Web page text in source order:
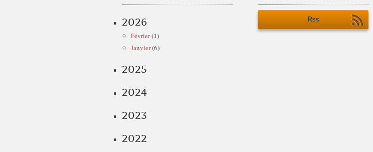
2026
Février(1)
Janvier(6)
2025
2024
2023
2022
Rss